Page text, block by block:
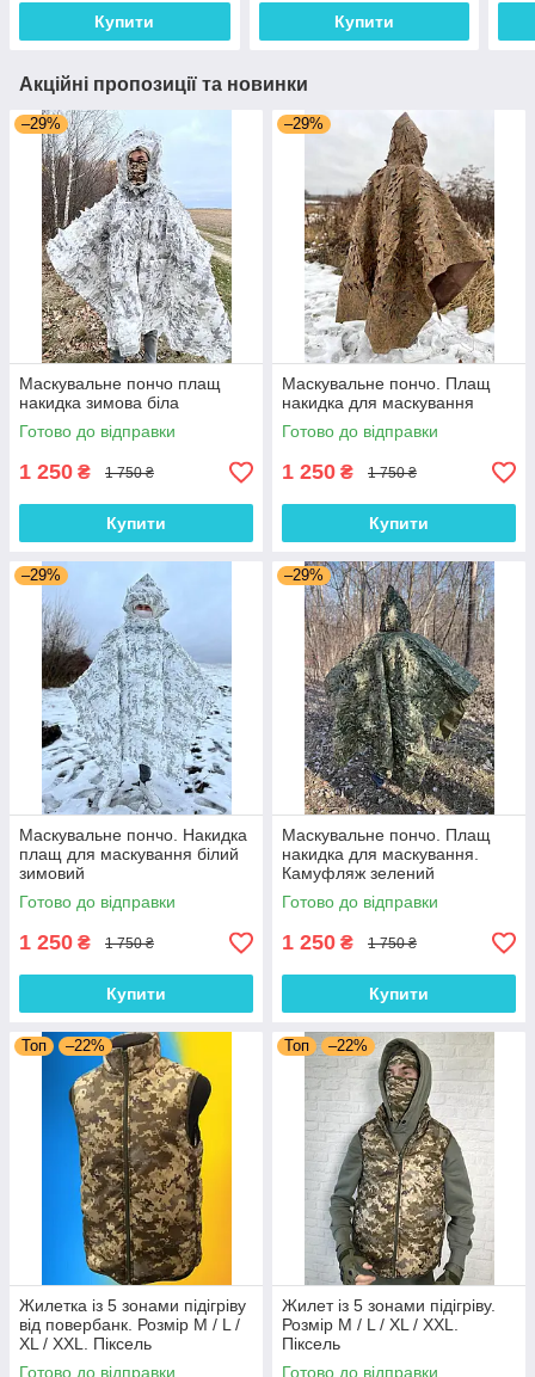
Купити Купити
Акційні пропозиції та новинки
–29%
Маскувальне пончо плащ
накидка зимова біла
Готово до відправки
1 250 ₴ 1 750 ₴
Купити
–29%
Маскувальне пончо. Плащ
накидка для маскування
Готово до відправки
1 250 ₴ 1 750 ₴
Купити
–29%
Маскувальне пончо. Накидка
плащ для маскування білий
зимовий
Готово до відправки
1 250 ₴ 1 750 ₴
Купити
–29%
Маскувальне пончо. Плащ
накидка для маскування.
Камуфляж зелений
Готово до відправки
1 250 ₴ 1 750 ₴
Купити
Топ –22%
Жилетка із 5 зонами підігріву
від повербанк. Розмір М / L /
XL / XXL. Піксель
Готово до відправки
Топ –22%
Жилет із 5 зонами підігріву.
Розмір М / L / XL / XXL.
Піксель
Готово до відправки